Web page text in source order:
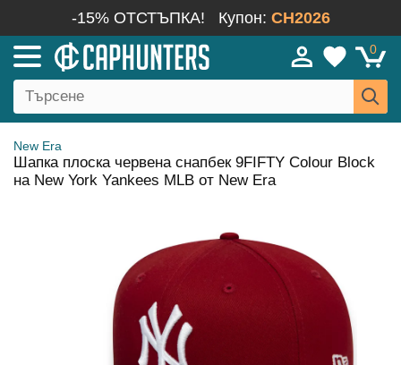
-15% ОТСТЪПКА! Купон: CH2026
0
New Era
Шапка плоска червена снапбек 9FIFTY Colour Block
на New York Yankees MLB от New Era